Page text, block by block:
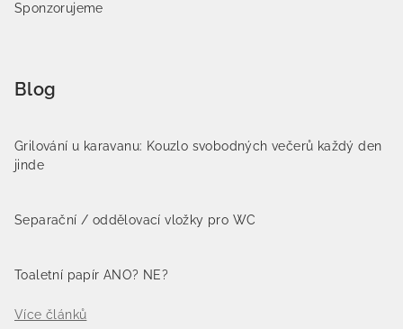
Sponzorujeme
Blog
Grilování u karavanu: Kouzlo svobodných večerů každý den
jinde
Separační / oddělovací vložky pro WC
Toaletní papír ANO? NE?
Více článků